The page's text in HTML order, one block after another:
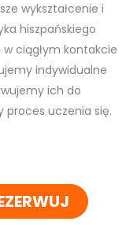
wykształcenie i
hiszpańskiego
w ciągłym kontakcie
indywidualne
ich do
proces uczenia się.